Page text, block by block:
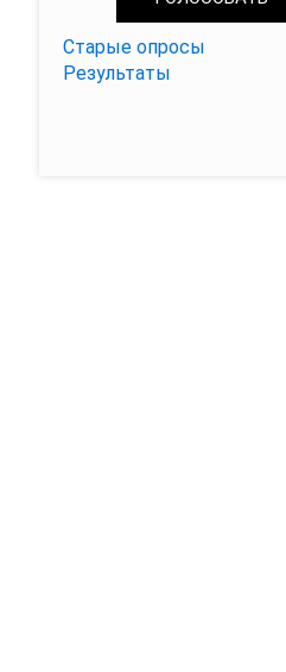
Старые опросы
Результаты